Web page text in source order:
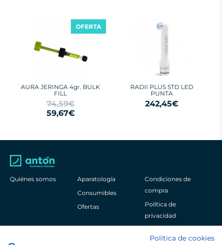
AURA JERINGA 4gr. BULK
FILL
74,59€
59,67€
OFERTA
RADII PLUS STD LED
PUNTA
242,45€
Quiénes somos
Aparatología
Consumibles
Ofertas
Condiciones de
compra
Política de
privacidad
Política de cookies
Política de cookies